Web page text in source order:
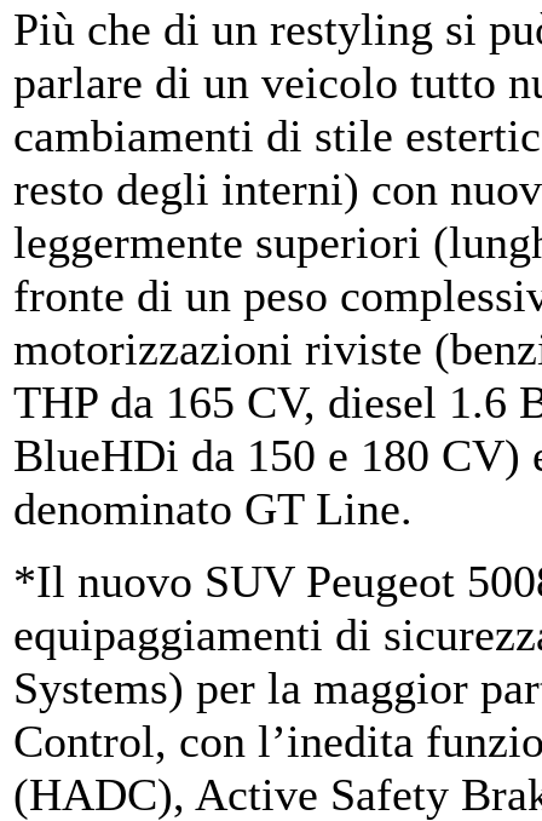
Più che di un restyling si
parlare di un veicolo tutto
cambiamenti di stile
resto degli interni) con
leggermente superiori
fronte di un peso
motorizzazioni riviste
THP da 165 CV, diesel 1.6
BlueHDi da 150 e 180 CV)
denominato GT Line.
*Il nuovo SUV Peugeot
equipaggiamenti di
Systems) per la maggior
Control, con l’inedita
(HADC), Active Safety